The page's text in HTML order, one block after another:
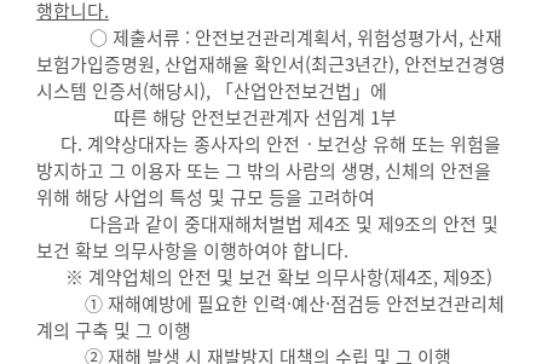
행합니다.
○ 제출서류 : 안전보건관리계획서, 위험성평가서, 산재
보험가입증명원, 산업재해율 확인서(최근3년간), 안전보건경영
시스템 인증서(해당시), 「산업안전보건법」에
따른 해당 안전보건관계자 선임계 1부
다. 계약상대자는 종사자의 안전ㆍ보건상 유해 또는 위험을
방지하고 그 이용자 또는 그 밖의 사람의 생명, 신체의 안전을
위해 해당 사업의 특성 및 규모 등을 고려하여
다음과 같이 중대재해처벌법 제4조 및 제9조의 안전 및
보건 확보 의무사항을 이행하여야 합니다.
※ 계약업체의 안전 및 보건 확보 의무사항(제4조, 제9조)
① 재해예방에 필요한 인력·예산·점검등 안전보건관리체
계의 구축 및 그 이행
② 재해 발생 시 재발방지 대책의 수립 및 그 이행